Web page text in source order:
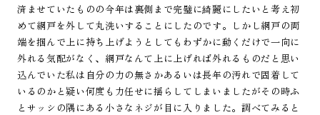
済ませていたものの今年は裏側まで完璧に綺麗にしたいと考え初
めて網戸を外して丸洗いすることにしたのです。しかし網戸の両
端を掴んで上に持ち上げようとしてもわずかに動くだけで一向に
外れる気配がなく、網戸なんて上に上げれば外れるものだと思い
込んでいた私は自分の力の無さかあるいは長年の汚れで固着して
いるのかと疑い何度も力任せに揺らしてしまいましたがその時ふ
とサッシの隅にある小さなネジが目に入りました。調べてみると